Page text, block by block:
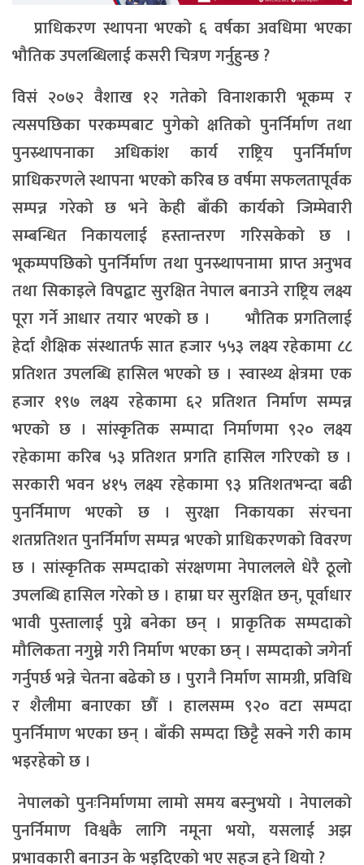
प्राधिकरण स्थापना भएको ६ वर्षका अवधिमा भएका
भौतिक उपलब्धिलाई कसरी चित्रण गर्नुहुन्छ ?
विसं २०७२ वैशाख १२ गतेको विनाशकारी भूकम्प र
त्यसपछिका परकम्पबाट पुगेको क्षतिको पुनर्निर्माण तथा
पुनस्र्थापनाका अधिकांश कार्य राष्ट्रिय पुनर्निर्माण
प्राधिकरणले स्थापना भएको करिब छ वर्षमा सफलतापूर्वक
सम्पन्न गरेको छ भने केही बाँकी कार्यको जिम्मेवारी
सम्बन्धित निकायलाई हस्तान्तरण गरिसकेको छ ।
भूकम्पपछिको पुनर्निर्माण तथा पुनस्र्थापनामा प्राप्त अनुभव
तथा सिकाइले विपद्बाट सुरक्षित नेपाल बनाउने राष्ट्रिय लक्ष्य
पूरा गर्ने आधार तयार भएको छ । भौतिक प्रगतिलाई
हेर्दा शैक्षिक संस्थातर्फ सात हजार ५५३ लक्ष्य रहेकामा ८८
प्रतिशत उपलब्धि हासिल भएको छ । स्वास्थ्य क्षेत्रमा एक
हजार १९७ लक्ष्य रहेकामा ६२ प्रतिशत निर्माण सम्पन्न
भएको छ । सांस्कृतिक सम्पादा निर्माणमा ९२० लक्ष्य
रहेकामा करिब ५३ प्रतिशत प्रगति हासिल गरिएको छ ।
सरकारी भवन ४१५ लक्ष्य रहेकामा ९३ प्रतिशतभन्दा बढी
पुनर्निमाण भएको छ । सुरक्षा निकायका संरचना
शतप्रतिशत पुनर्निर्माण सम्पन्न भएको प्राधिकरणको विवरण
छ । सांस्कृतिक सम्पदाको संरक्षणमा नेपाललले धेरै ठूलो
उपलब्धि हासिल गरेको छ । हाम्रा घर सुरक्षित छन्, पूर्वाधार
भावी पुस्तालाई पुग्ने बनेका छन् । प्राकृतिक सम्पदाको
मौलिकता नगुम्ने गरी निर्माण भएका छन् । सम्पदाको जगेर्ना
गर्नुपर्छ भन्ने चेतना बढेको छ । पुरानै निर्माण सामग्री, प्रविधि
र शैलीमा बनाएका छौँ । हालसम्म ९२० वटा सम्पदा
पुनर्निमाण भएका छन् । बाँकी सम्पदा छिट्टै सक्ने गरी काम
भइरहेको छ ।
नेपालको पुनःनिर्माणमा लामो समय बस्नुभयो । नेपालको
पुनर्निमाण विश्वकै लागि नमूना भयो, यसलाई अझ
प्रभावकारी बनाउन के भइदिएको भए सहज हुने थियो ?